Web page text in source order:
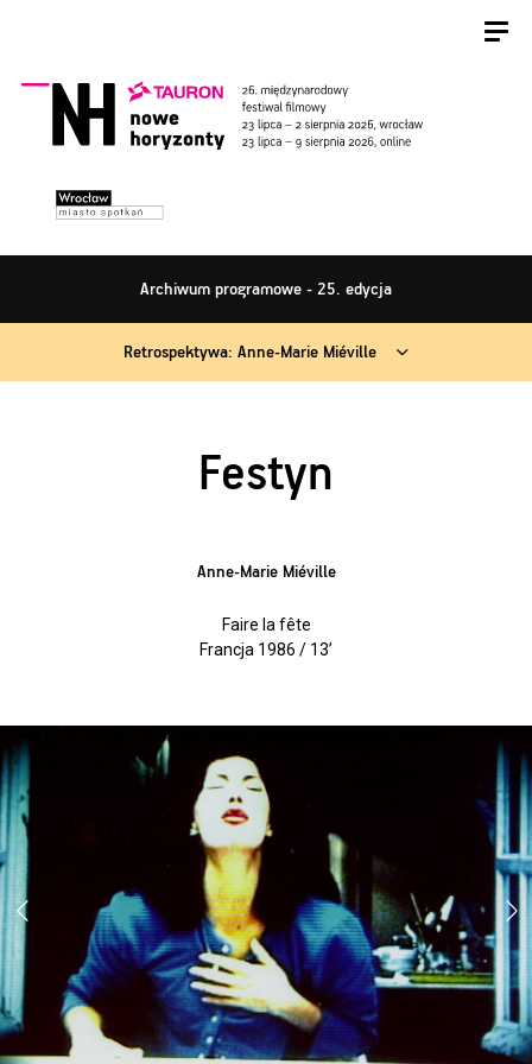
Archiwum programowe - 25. edycja
Retrospektywa: Anne-Marie Miéville
Festyn
Anne-Marie Miéville
Faire la fête
Francja 1986 / 13’